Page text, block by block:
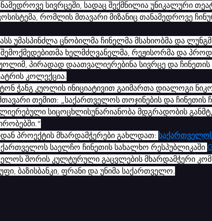
სივრცეში, სადაც შექმნილია უნიკალური
რომლის მთავარი მიზანიც თანამედროვე
უმასპინძლა ცნობილმა ჩინელმა მსახიობმა და
ხელმძღვანელმა, რეჟისორმა და
პირადად დაათვალიერებინა სივრცე და
კოლექცია.
ჭანგ კუოლის ინიციატივით გაიმართა დიალოგი
თემით: „საქართველოს თოჯინების და ჩინეთის
სიცოცხლისუნარიანობა მდგრადობის
პროექტის მხარდამჭერები გახლდათ:
საელჩო ჩინეთის სახალხო რესპუბლიკაში
შორის კულტურული გაცვლების მხარდამჭერი
ბაზისბანკი, ფრანი და უნიმა საქართველო.